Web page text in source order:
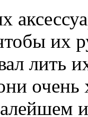
их
лить